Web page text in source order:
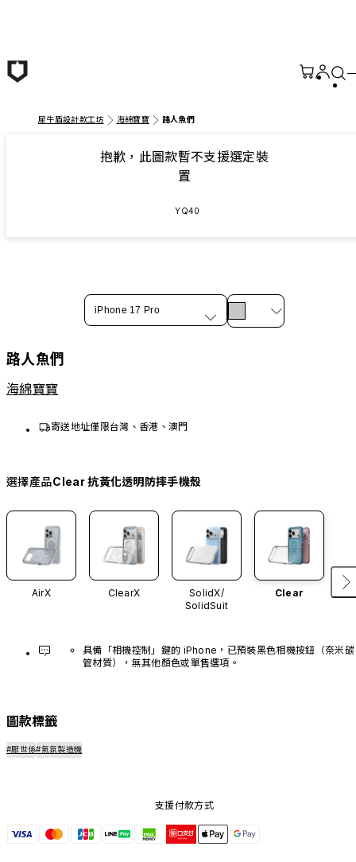
犀牛盾設計款工坊 海綿寶寶 路人魚們
抱歉，此圖款暫不支援選定裝
置
YQ40
iPhone 17 Pro
路人魚們
海綿寶寶
寄送地址僅限台灣、香港、澳門
選擇產品Clear 抗黃化透明防摔手機殼
AirX ClearX
SolidX/
SolidSuit
Clear
具備「相機控制」鍵的 iPhone，已預裝黑色相機按鈕（奈米碳
管材質），無其他顏色或單售選項。
圖款標籤
#厭世係#氣氛製造機
支援付款方式